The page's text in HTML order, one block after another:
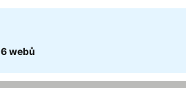
6 webů